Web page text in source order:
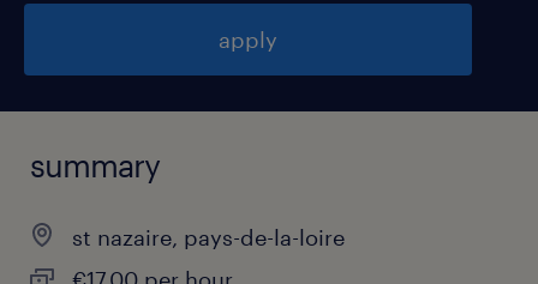
apply
summary
st nazaire, pays-de-la-loire